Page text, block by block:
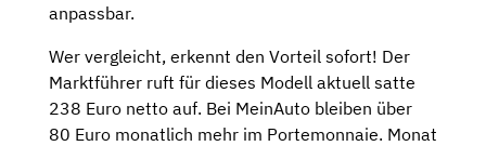
anpassbar.
Wer vergleicht, erkennt den Vorteil sofort! Der
Marktführer ruft für dieses Modell aktuell satte
238 Euro netto auf. Bei MeinAuto bleiben über
80 Euro monatlich mehr im Portemonnaie. Monat